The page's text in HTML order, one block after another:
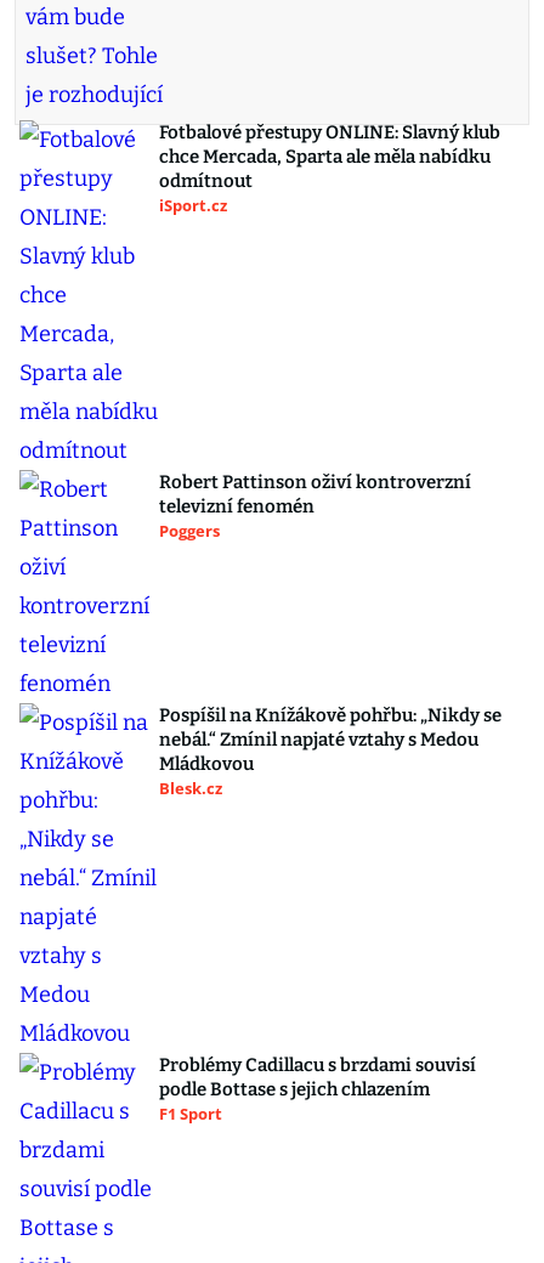
Fotbalové přestupy ONLINE: Slavný klub
chce Mercada, Sparta ale měla nabídku
odmítnout
iSport.cz
Robert Pattinson oživí kontroverzní
televizní fenomén
Poggers
Pospíšil na Knížákově pohřbu: „Nikdy se
nebál.“ Zmínil napjaté vztahy s Medou
Mládkovou
Blesk.cz
Problémy Cadillacu s brzdami souvisí
podle Bottase s jejich chlazením
F1 Sport